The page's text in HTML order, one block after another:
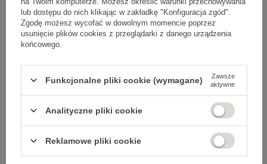
Wymiary:
• zewnętrzne:500x250x150 mm
• wewnętrzne:
Materiał :
• tektura falista:3-warstwowa
• fala:
Dodatkowe:
lub dostępu do nich klikając w zakładkę "Konfiguracja zgód".
Zgodę możesz wycofać w dowolnym momencie poprzez
usunięcie plików cookies z przeglądarki z danego urządzenia
końcowego.
Funkcjonalne pliki cookie (wymagane)
Zawsze
aktywne
Analityczne pliki cookie
Reklamowe pliki cookie